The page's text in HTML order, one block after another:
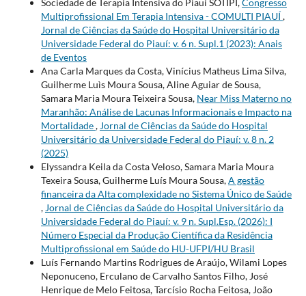
Multiprofissional Em Terapia Intensiva - COMULTI PIAUÍ,
Jornal de Ciências da Saúde do Hospital Universitário da
Universidade Federal do Piauí: v. 6 n. Supl.1 (2023): Anais
de Eventos
Ana Carla Marques da Costa, Vinícius Matheus Lima Silva,
Guilherme Luìs Moura Sousa, Aline Aguiar de Sousa,
Samara Maria Moura Teixeira Sousa, Near Miss Materno no
Maranhão: Análise de Lacunas Informacionais e Impacto na
Mortalidade, Jornal de Ciências da Saúde do Hospital
Universitário da Universidade Federal do Piauí: v. 8 n. 2
(2025)
Elyssandra Keila da Costa Veloso, Samara Maria Moura
Texeira Sousa, Guilherme Luís Moura Sousa,A gestão
financeira da Alta complexidade no Sistema Único de Saúde
, Jornal de Ciências da Saúde do Hospital Universitário da
Universidade Federal do Piauí: v. 9 n. Supl.Esp. (2026): I
Número Especial da Produção Científica da Residência
Multiprofissional em Saúde do HU-UFPI/HU Brasil
Luís Fernando Martins Rodrigues de Araújo, Wilami Lopes
Neponuceno, Erculano de Carvalho Santos Filho, José
Henrique de Melo Feitosa, Tarcísio Rocha Feitosa, João